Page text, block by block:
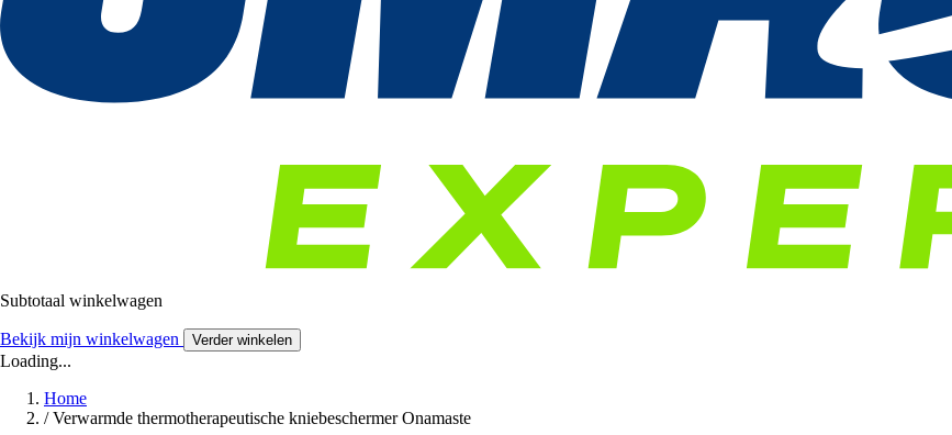
Subtotaal winkelwagen
Bekijk mijn winkelwagen Verder winkelen
Loading...
Home
/ Verwarmde thermotherapeutische kniebeschermer Onamaste